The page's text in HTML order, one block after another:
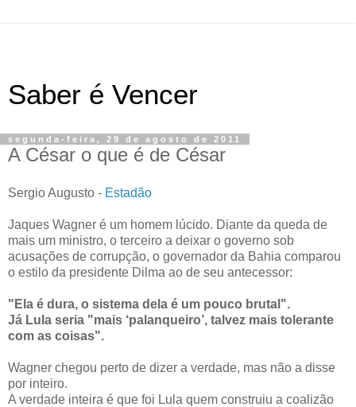
Saber é Vencer
segunda-feira, 29 de agosto de 2011
A César o que é de César
Sergio Augusto - Estadão
Jaques Wagner é um homem lúcido. Diante da queda de
mais um ministro, o terceiro a deixar o governo sob
acusações de corrupção, o governador da Bahia comparou
o estilo da presidente Dilma ao de seu antecessor:
"Ela é dura, o sistema dela é um pouco brutal".
Já Lula seria "mais ‘palanqueiro’, talvez mais tolerante
com as coisas".
Wagner chegou perto de dizer a verdade, mas não a disse
por inteiro.
A verdade inteira é que foi Lula quem construiu a coalizão